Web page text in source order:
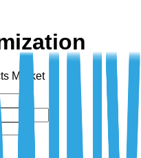
Market